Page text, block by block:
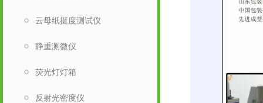
云母纸挺度测试仪
静重测微仪
荧光灯灯箱
反射光密度仪